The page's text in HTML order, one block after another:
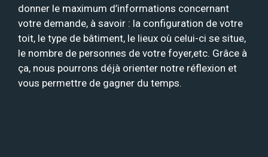
donner le maximum d’informations concernant
votre demande, à savoir : la configuration de votre
toit, le type de bâtiment, le lieux où celui-ci se situe,
le nombre de personnes de votre foyer,etc. Grâce à
ça, nous pourrons déjà orienter notre réflexion et
vous permettre de gagner du temps.